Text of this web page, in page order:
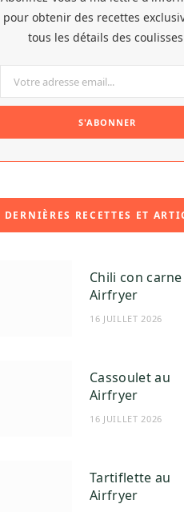
pour obtenir des recettes
tous les détails des
DERNIÈRES RECETTES ET
Chili con
Airfryer
16 JUILLET 2026
Cassoulet au
Airfryer
16 JUILLET 2026
Tartiflette au
Airfryer